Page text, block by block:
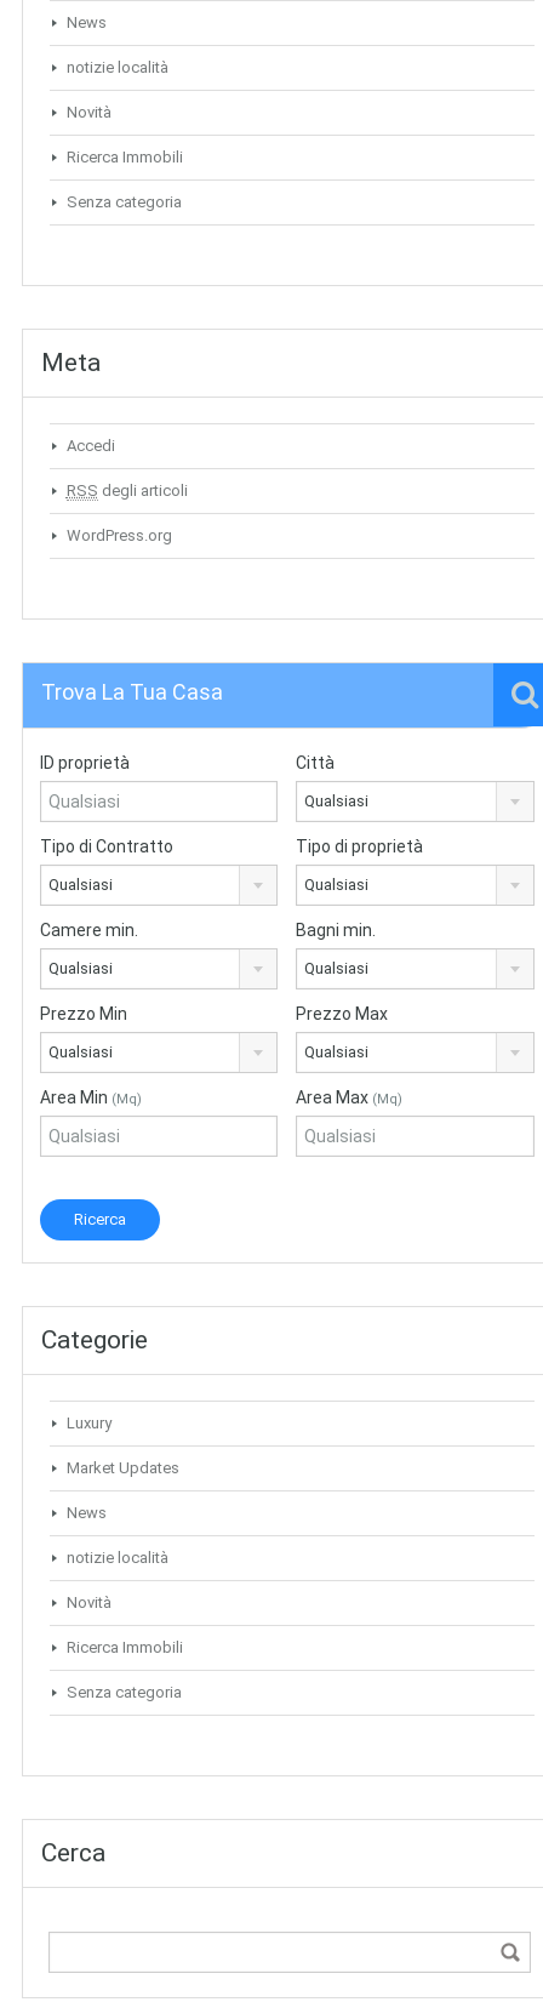
News
notizie località
Novità
Ricerca Immobili
Senza categoria
Meta
Accedi
RSS degli articoli
WordPress.org
Trova La Tua Casa
ID proprietà Città
Qualsiasi
Tipo di Contratto
Qualsiasi
Tipo di proprietà
Qualsiasi
Camere min.
Qualsiasi
Bagni min.
Qualsiasi
Prezzo Min
Qualsiasi
Prezzo Max
Qualsiasi
Area Min (Mq) Area Max (Mq)
Categorie
Luxury
Market Updates
News
notizie località
Novità
Ricerca Immobili
Senza categoria
Cerca